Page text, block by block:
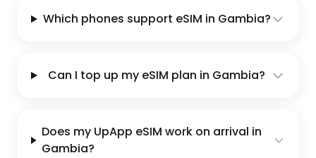
Which phones support eSIM in Gambia?
Can I top up my eSIM plan in Gambia?
Does my UpApp eSIM work on arrival in
Gambia?